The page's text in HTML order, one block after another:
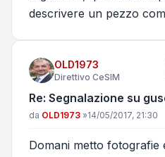
descrivere un pezzo
OLD1973
Direttivo CeSIM
Re: Segnalazione su
Messaggio
da OLD1973 »14/05/2017, 21:30
Domani metto fotografie